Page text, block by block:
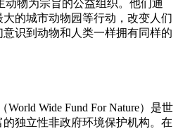
动物为宗旨的公益组织。他们通
的城市动物园等行动，改变人们
识到动物和人类一样拥有同样的
Wide Fund For Nature）是世
独立性非政府环境保护机构。在